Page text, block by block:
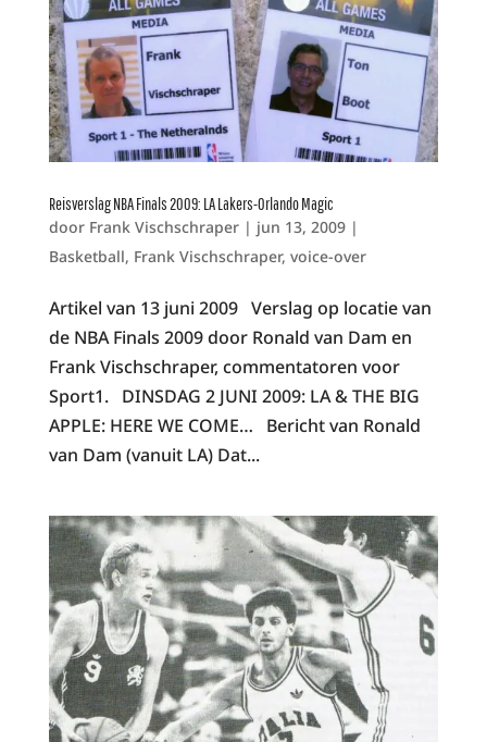
Reisverslag NBA Finals 2009: LA Lakers-Orlando Magic
door Frank Vischschraper| jun 13, 2009|
Basketball, Frank Vischschraper, voice-over
Artikel van 13 juni 2009 Verslag op locatie van
de NBA Finals 2009 door Ronald van Dam en
Frank Vischschraper, commentatoren voor
Sport1. DINSDAG 2 JUNI 2009: LA & THE BIG
APPLE: HERE WE COME… Bericht van Ronald
van Dam (vanuit LA) Dat...